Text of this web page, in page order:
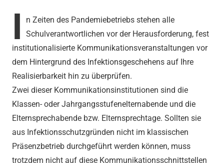
I
n Zeiten des Pandemiebetriebs stehen alle
Schulverantwortlichen vor der Herausforderung, fest
institutionalisierte Kommunikationsveranstaltungen vor
dem Hintergrund des Infektionsgeschehens auf Ihre
Realisierbarkeit hin zu überprüfen.
Zwei dieser Kommunikationsinstitutionen sind die
Klassen- oder Jahrgangsstufenelternabende und die
Elternsprechabende bzw. Elternsprechtage. Sollten sie
aus Infektionsschutzgründen nicht im klassischen
Präsenzbetrieb durchgeführt werden können, muss
trotzdem nicht auf diese Kommunikationsschnittstellen